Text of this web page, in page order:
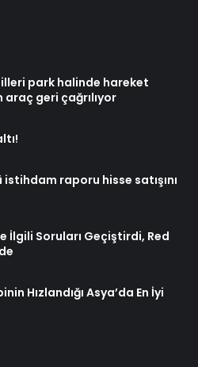
park halinde hareket
araç geri çağrılıyor
raporu hisse satışını
İlgili Soruları Geçiştirdi, Red
Hızlandığı Asya’da En İyi